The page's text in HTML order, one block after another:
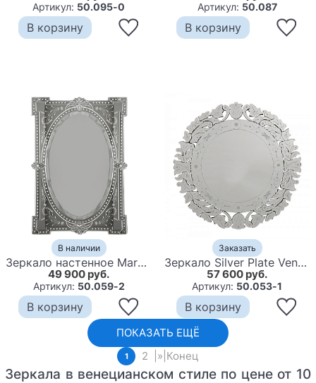
Артикул: 50.095-0
В корзину
Артикул: 50.087
В корзину
В наличии
Зеркало настенное Marnus Venetian
49 900 руб.
Артикул: 50.059-2
В корзину
Заказать
Зеркало Silver Plate Venetian Mirror
57 600 руб.
Артикул: 50.053-1
В корзину
ПОКАЗАТЬ ЕЩЁ
1 2 » Конец
Зеркала в венецианском стиле по цене от 10